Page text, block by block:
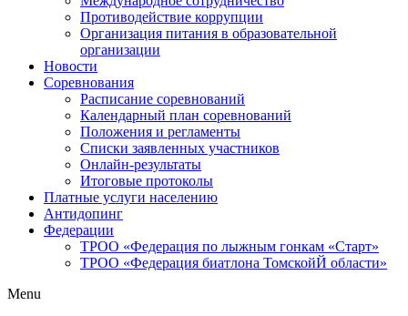
Противодействие коррупции
Организация питания в образовательной
организации
Новости
Соревнования
Расписание соревнований
Календарный план соревнований
Положения и регламенты
Списки заявленных участников
Онлайн-результаты
Итоговые протоколы
Платные услуги населению
Антидопинг
Федерации
ТРОО «Федерация по лыжным гонкам «Старт»
ТРОО «Федерация биатлона ТомскойЙ области»
Menu